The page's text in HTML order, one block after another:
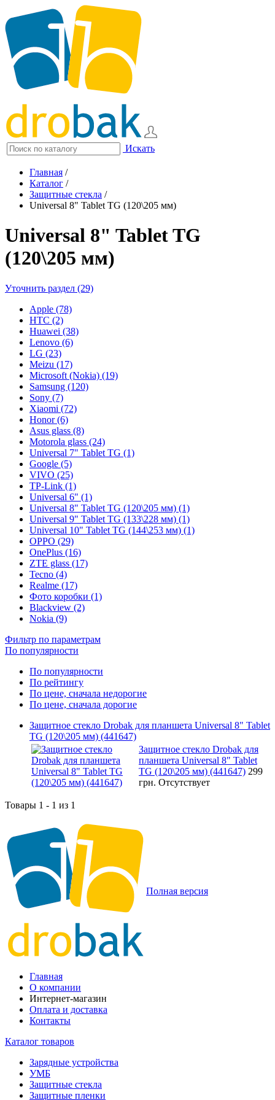
Искать
Главная /
Каталог /
Защитные стекла /
Universal 8" Tablet TG (120\205 мм)
Universal 8" Tablet TG
(120\205 мм)
Уточнить раздел (29)
Apple (78)
HTC (2)
Huawei (38)
Lenovo (6)
LG (23)
Meizu (17)
Microsoft (Nokia) (19)
Samsung (120)
Sony (7)
Xiaomi (72)
Honor (6)
Asus glass (8)
Motorola glass (24)
Universal 7" Tablet TG (1)
Google (5)
VIVO (25)
TP-Link (1)
Universal 6" (1)
Universal 8" Tablet TG (120\205 мм) (1)
Universal 9" Tablet TG (133\228 мм) (1)
Universal 10" Tablet TG (144\253 мм) (1)
OPPO (29)
OnePlus (16)
ZTE glass (17)
Tecno (4)
Realme (17)
Фото коробки (1)
Blackview (2)
Nokia (9)
Фильтр по параметрам
По популярности
По популярности
По рейтингу
По цене, сначала недорогие
По цене, сначала дорогие
Защитное стекло Drobak для планшета Universal 8" Tablet
TG (120\205 мм) (441647)
Защитное стекло Drobak для
планшета Universal 8" Tablet
TG (120\205 мм) (441647) 299
грн. Отсутствует
Товары 1 - 1 из 1
Полная версия
Главная
О компании
Интернет-магазин
Оплата и доставка
Контакты
Каталог товаров
Зарядные устройства
УМБ
Защитные стекла
Защитные пленки